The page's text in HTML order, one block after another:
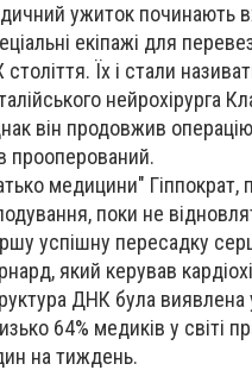
ужиток починають
екіпажі для
століття. Їх і стали
нейрохірурга
він продовжив
прооперований.
медицини" Гіппократ,
поки не
успішну пересадку
який керував
ДНК була
64% медиків у світі
на тиждень.